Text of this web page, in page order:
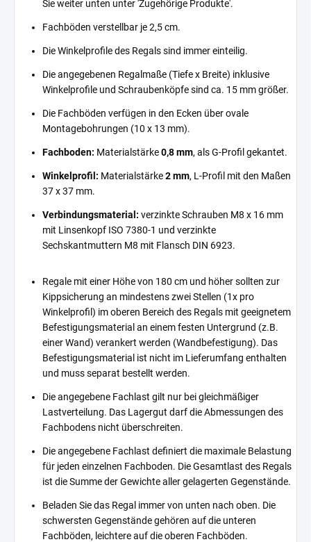
Sie weiter unten unter 'Zugehörige Produkte'.
Fachböden verstellbar je 2,5 cm.
Die Winkelprofile des Regals sind immer einteilig.
Die angegebenen Regalmaße (Tiefe x Breite) inklusive
Winkelprofile und Schraubenköpfe sind ca. 15 mm größer.
Die Fachböden verfügen in den Ecken über ovale
Montagebohrungen (10 x 13 mm).
Fachboden: Materialstärke0,8 mm, als G-Profil gekantet.
Winkelprofil: Materialstärke2 mm, L-Profil mit den Maßen
37 x 37 mm.
Verbindungsmaterial: verzinkte Schrauben M8 x 16 mm
mit Linsenkopf ISO 7380-1 und verzinkte
Sechskantmuttern M8 mit Flansch DIN 6923.
Regale mit einer Höhe von 180 cm und höher sollten zur
Kippsicherung an mindestens zwei Stellen (1x pro
Winkelprofil) im oberen Bereich des Regals mit geeignetem
Befestigungsmaterial an einem festen Untergrund (z.B.
einer Wand) verankert werden (Wandbefestigung). Das
Befestigungsmaterial ist nicht im Lieferumfang enthalten
und muss separat bestellt werden.
Die angegebene Fachlast gilt nur bei gleichmäßiger
Lastverteilung. Das Lagergut darf die Abmessungen des
Fachbodens nicht überschreiten.
Die angegebene Fachlast definiert die maximale Belastung
für jeden einzelnen Fachboden. Die Gesamtlast des Regals
ist die Summe der Gewichte aller gelagerten Gegenstände.
Beladen Sie das Regal immer von unten nach oben. Die
schwersten Gegenstände gehören auf die unteren
Fachböden, leichtere auf die oberen Fachböden.